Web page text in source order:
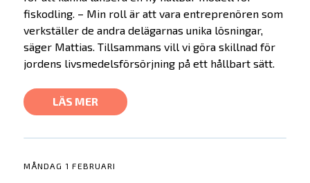
fiskodling. – Min roll är att vara entreprenören som
verkställer de andra delägarnas unika lösningar,
säger Mattias. Tillsammans vill vi göra skillnad för
jordens livsmedelsförsörjning på ett hållbart sätt.
LÄS MER
MÅNDAG 1 FEBRUARI